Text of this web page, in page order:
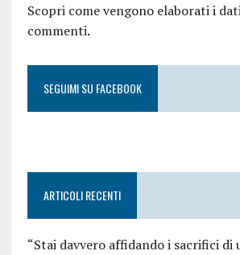
Scopri come vengono elaborati i
commenti.
SEGUIMI SU FACEBOOK
ARTICOLI RECENTI
“Stai davvero affidando i sacrifici di